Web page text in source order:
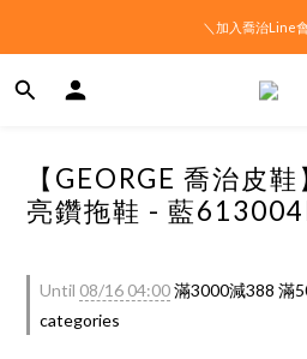
＼加入喬治Line
【GEORGE 喬治皮
亮鑽拖鞋 - 藍
Until 08/16 04:00滿3000減388 滿
categories